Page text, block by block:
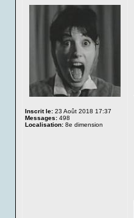
Inscrit le: 23 Août 2018 17:37
Messages: 498
Localisation: 8e dimension